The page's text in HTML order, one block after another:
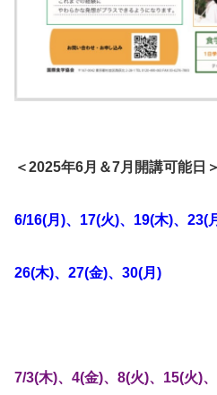
＜2025年6月＆7月開講可能日＞
6/16(月)、17(火)、19(木)、 23(
26(木)、27(金)、30(月)
7/3(木)、4(金)、8(火)、15(火)、